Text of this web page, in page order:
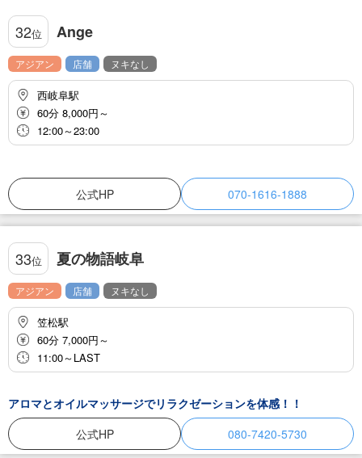
32位 Ange
アジアン 店舗 ヌキなし
西岐阜駅
60分 8,000円～
12:00～23:00
公式HP 070-1616-1888
33位 夏の物語岐阜
アジアン 店舗 ヌキなし
笠松駅
60分 7,000円～
11:00～LAST
アロマとオイルマッサージでリラクゼーションを体感！！
公式HP
080-7420-5730